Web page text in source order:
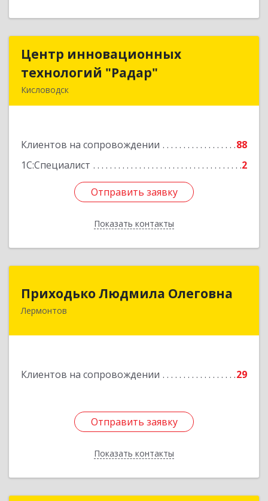
Центр инновационных
технологий "Радар"
Кисловодск
Клиентов на сопровождении
88
1С:Специалист
2
Отправить заявку
Показать контакты
Центр инновационных
технологий "Радар"
Подробнее
Отправить заявку
Назад
Приходько Людмила Олеговна
Лермонтов
Клиентов на сопровождении 29
Отправить заявку
Показать контакты
357341, Лермонтов г, П.Лумумбы ул, дом №
Отправить заявку
Назад